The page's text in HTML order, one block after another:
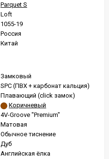
Parquet S
Loft
1055-19
Россия
Китай
Замковый
SPC (ПВХ + карбонат кальция)
Плавающий (click замок)
Коричневый
4V-Groove "Premium"
Матовая
Обычное тиснение
Дуб
Английская ёлка